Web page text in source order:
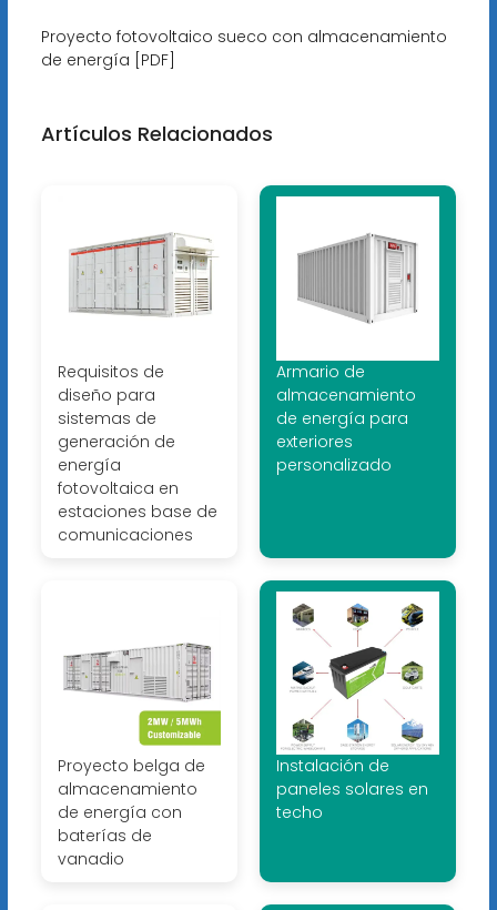
Proyecto fotovoltaico sueco con almacenamiento
de energía [PDF]
Artículos Relacionados
Requisitos de
diseño para
sistemas de
generación de
energía
fotovoltaica en
estaciones base de
comunicaciones
Armario de
almacenamiento
de energía para
exteriores
personalizado
Proyecto belga de
almacenamiento
de energía con
baterías de
vanadio
Instalación de
paneles solares en
techo